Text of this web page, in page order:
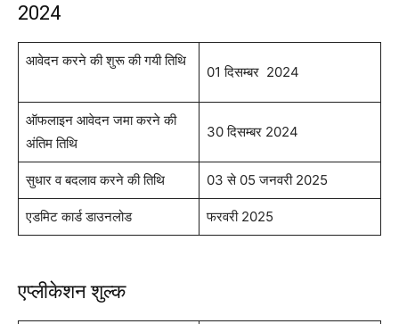
2024
आवेदन करने की शुरू की गयी तिथि
01 दिसम्बर 2024
ऑफलाइन आवेदन जमा करने की
अंतिम तिथि
30 दिसम्बर 2024
सुधार व बदलाव करने की तिथि 03 से 05 जनवरी 2025
एडमिट कार्ड डाउनलोड फरवरी 2025
एप्लीकेशन शुल्क